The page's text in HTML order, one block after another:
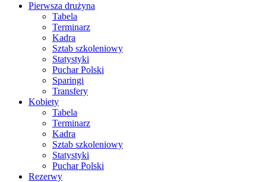
Pierwsza drużyna
Tabela
Terminarz
Kadra
Sztab szkoleniowy
Statystyki
Puchar Polski
Sparingi
Transfery
Kobiety
Tabela
Terminarz
Kadra
Sztab szkoleniowy
Statystyki
Puchar Polski
Rezerwy